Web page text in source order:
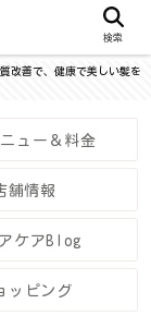
改善で、健康で美しい髪を
ュー＆料金
舗情報
ケアBlog
ッピング
検索